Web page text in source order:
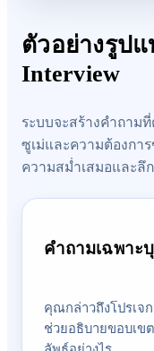
ตัวอย่างรูป
Interview
ระบบจะสร้างคำถาม
ซูเม่และความต้องกา
ความสม่ำเสมอและลึ
คำถามเฉพาะ
คุณกล่าวถึงโปรเจ
ช่วยอธิบายขอบเ